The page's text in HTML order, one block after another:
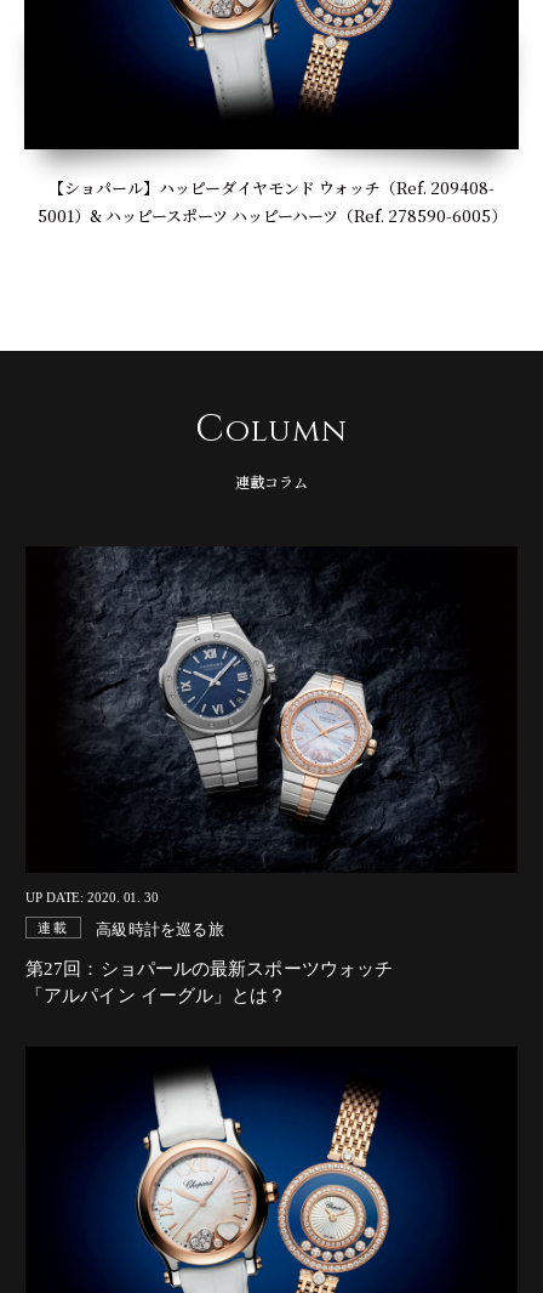
【ショパール】ハッピーダイヤモンド ウォッチ（Ref. 209408-
5001）& ハッピースポーツ ハッピーハーツ（Ref. 278590-6005）
Column
連載コラム
UP DATE: 2020. 01. 30
連載 高級時計を巡る旅
第27回：ショパールの最新スポーツウォッチ
「アルパイン イーグル」とは？